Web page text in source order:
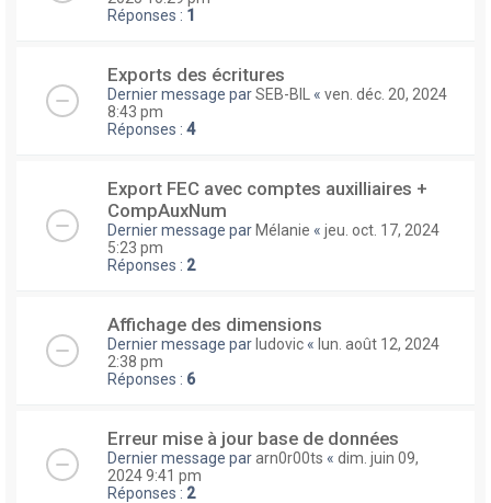
Réponses : 1
Exports des écritures
Dernier message parSEB-BIL « ven. déc. 20, 2024
8:43 pm
Réponses : 4
Export FEC avec comptes auxilliaires +
CompAuxNum
Dernier message par Mélanie « jeu. oct. 17, 2024
5:23 pm
Réponses : 2
Affichage des dimensions
Dernier message par ludovic « lun. août 12, 2024
2:38 pm
Réponses : 6
Erreur mise à jour base de données
Dernier message pararn0r00ts « dim. juin 09,
2024 9:41 pm
Réponses : 2